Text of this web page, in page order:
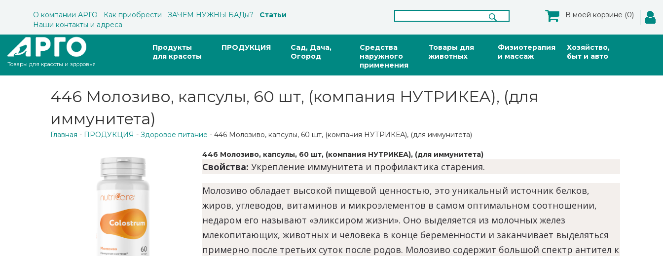
О компании АРГО Как приобрести ЗАЧЕМ НУЖНЫ БАДы?
Статьи
Наши контакты и адреса
В моей корзине (0)
Товары для красоты и здоровья
Продукты
для красоты
ПРОДУКЦИЯ
Сад, Дача,
Огород
Средства
наружного
применения
Товары для
животных
Физиотерапия
и массаж
Хозяйство,
быт и авто
446 Молозиво, капсулы, 60 шт, (компания НУТРИКЕА), (для
иммунитета)
Главная - ПРОДУКЦИЯ - Здоровое питание - 446 Молозиво, капсулы, 60 шт, (компания НУТРИКЕА), (для иммунитета)
446 Молозиво, капсулы, 60 шт, (компания НУТРИКЕА), (для иммунитета)
Свойства: Укрепление иммунитета и профилактика старения.
Молозиво обладает высокой пищевой ценностью, это уникальный источник белков,
жиров, углеводов, витаминов и микроэлементов в самом оптимальном соотношении,
недаром его называют «эликсиром жизни». Оно выделяется из молочных желез
млекопитающих, животных и человека в конце беременности и заканчивает выделяться
примерно после третьих суток после родов. Молозиво содержит большой спектр антител к